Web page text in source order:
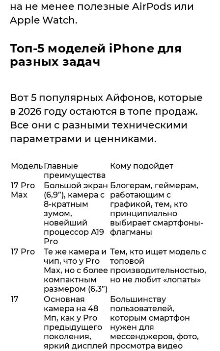
на не менее полезные AirPods или
Apple Watch.
Топ-5 моделей iPhone для
разных задач
Вот 5 популярных Айфонов, которые
в 2026 году остаются в топе продаж.
Все они с разными техническими
параметрами и ценниками.
МодельГлавные
преимущества
Кому подойдет
17 Pro
Max
Большой экран
(6,9”), камера с
8-кратным
зумом,
новейший
процессор А19
Pro
Блогерам, геймерам,
работающим с
графикой, тем, кто
принципиально
выбирает смартфоны-
флагманы
17 Pro
Те же камера и
чип, что у Pro
Max, но с более
компактным
размером (6,3”)
Тем, кто ищет модель с
топовой
производительностью,
но не любит «лопаты»
17
Основная
камера на 48
Мп, как у Pro
предыдущего
поколения,
яркий дисплей
Большинству
пользователей,
которым смартфон
нужен для
мессенджеров, фото,
просмотра видео